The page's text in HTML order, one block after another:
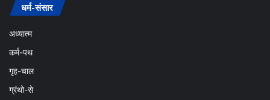
धर्म-संसार
अध्यात्म
कर्म-पथ
गृह-चाल
ग्रंथो-से